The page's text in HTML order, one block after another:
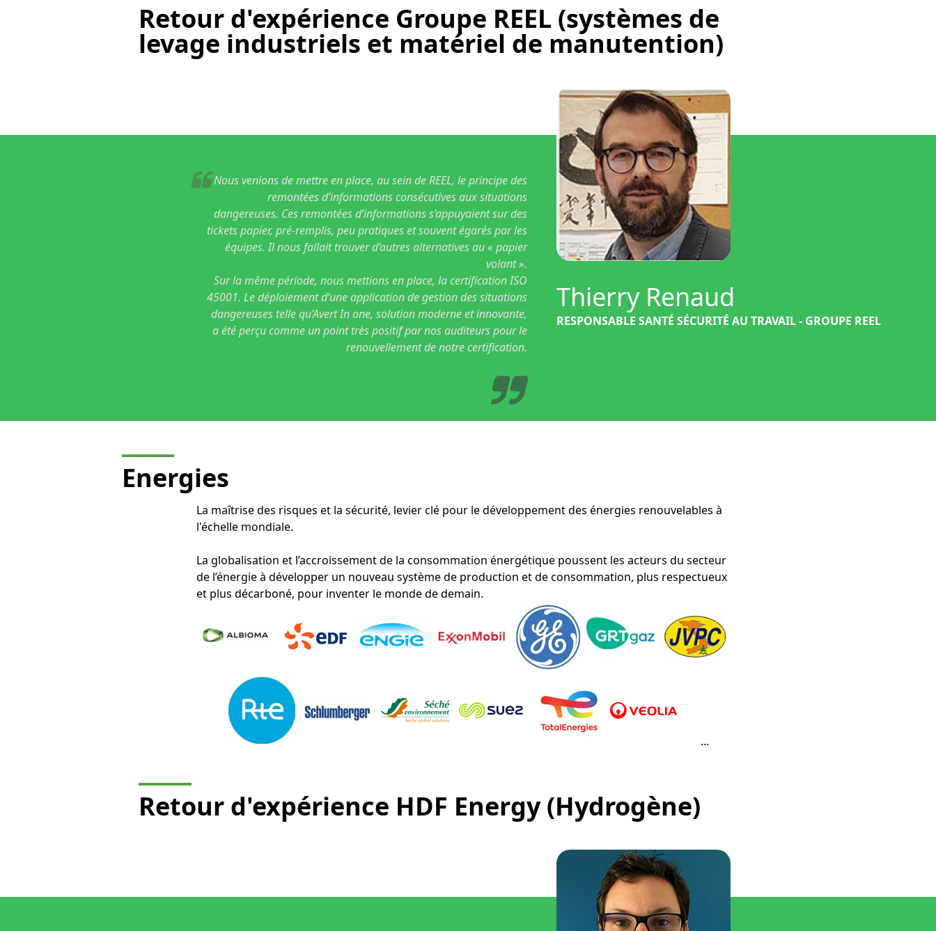
Retour d'expérience Groupe REEL (systèmes de
levage industriels et matériel de manutention)
Nous venions de mettre en place, au sein de REEL, le principe des
remontées d’informations consécutives aux situations
dangereuses. Ces remontées d’informations s’appuyaient sur des
tickets papier, pré-remplis, peu pratiques et souvent égarés par les
équipes. Il nous fallait trouver d’autres alternatives au « papier
volant ».
Sur la même période, nous mettions en place, la certification ISO
45001. Le déploiement d’une application de gestion des situations
dangereuses telle qu’Avert In one, solution moderne et innovante,
a été perçu comme un point très positif par nos auditeurs pour le
renouvellement de notre certification.
Thierry Renaud
RESPONSABLE SANTÉ SÉCURITÉ AU TRAVAIL - GROUPE REEL
Energies
La maîtrise des risques et la sécurité, levier clé pour le développement des énergies renouvelables à
l'échelle mondiale.
La globalisation et l’accroissement de la consommation énergétique poussent les acteurs du secteur
de l’énergie à développer un nouveau système de production et de consommation, plus respectueux
et plus décarboné, pour inventer le monde de demain.
...
Retour d'expérience HDF Energy (Hydrogène)